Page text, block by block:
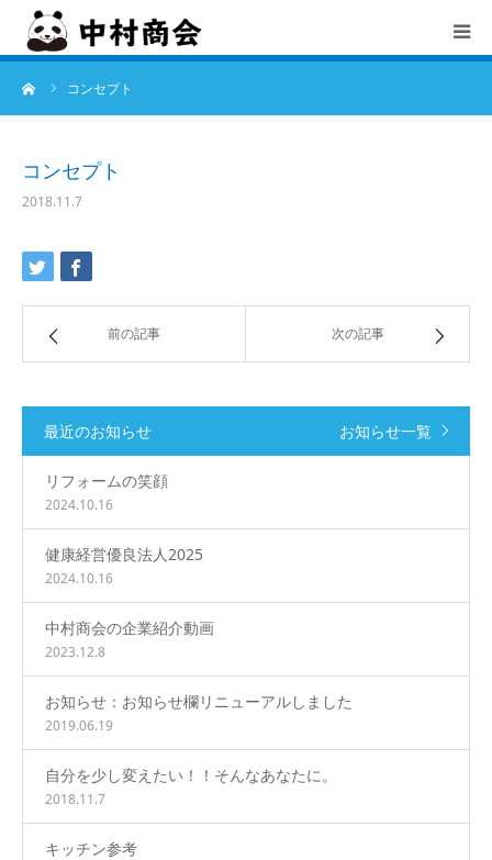
コンセプト
コンセプト
2018.11.7
前の記事 次の記事
最近のお知らせ お知らせ一覧
リフォームの笑顔
2024.10.16
健康経営優良法人2025
2024.10.16
中村商会の企業紹介動画
2023.12.8
お知らせ：お知らせ欄リニューアルしました
2019.06.19
自分を少し変えたい！！そんなあなたに。
2018.11.7
キッチン参考
TOP
中村商会とは
サービス
お知らせ
採用情報